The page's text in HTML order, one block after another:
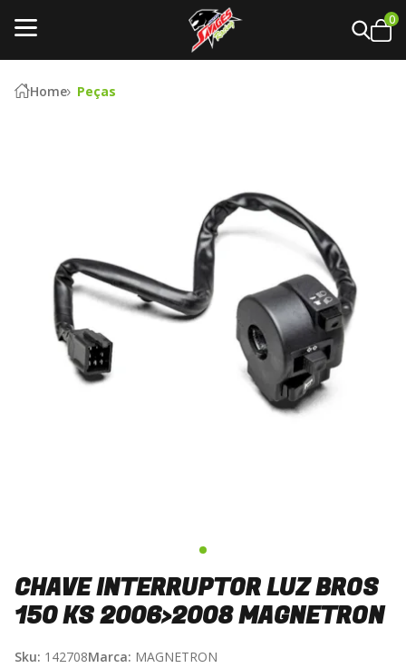
0
Home Peças
CHAVE INTERRUPTOR LUZ BROS
150 KS 2006>2008 MAGNETRON
Sku: 142708Marca: MAGNETRON